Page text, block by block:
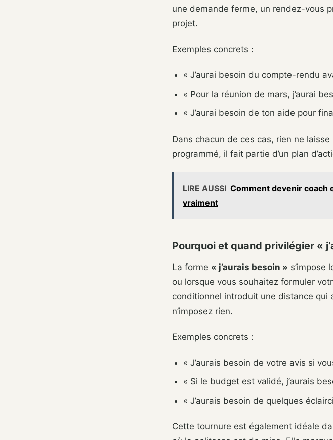
une demande ferme, un rendez-vous
projet.
Exemples concrets :
« J’aurai besoin du compte-rendu
« Pour la réunion de mars, j’aurai
« J’aurai besoin de ton aide pour
Dans chacun de ces cas, rien ne
programmé, il fait partie d’un plan
LIRE AUSSI Comment devenir coach
vraiment
Pourquoi et quand privilégier «
La forme « j’aurais besoin » s’impose
ou lorsque vous souhaitez formuler
conditionnel introduit une distance qui
n’imposez rien.
Exemples concrets :
« J’aurais besoin de votre avis si
« Si le budget est validé, j’aurais
« J’aurais besoin de quelques
Cette tournure est également idéale